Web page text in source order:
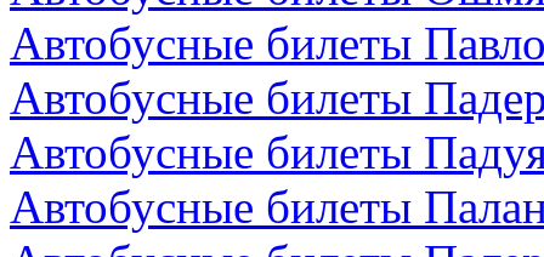
Автобусные билеты
Автобусные билеты
Автобусные билеты
Автобусные билеты